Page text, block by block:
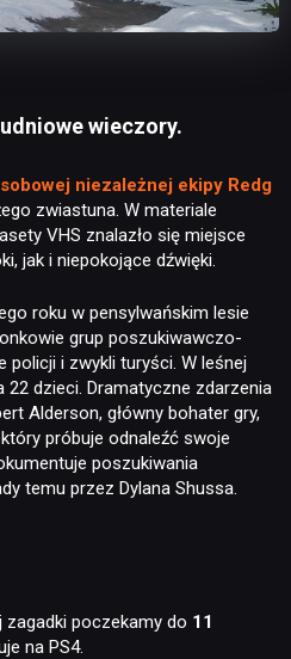
wieczory.
niezależnej ekipy Redg
zwiastuna. W materiale
VHS znalazło się miejsce
jak i niepokojące dźwięki.
roku w pensylwańskim lesie
grup poszukiwawczo-
i zwykli turyści. W leśnej
22 dzieci. Dramatyczne zdarzenia
Alderson, główny bohater gry,
próbuje odnaleźć swoje
poszukiwania
temu przez Dylana Shussa.
poczekamy do 11
na PS4.